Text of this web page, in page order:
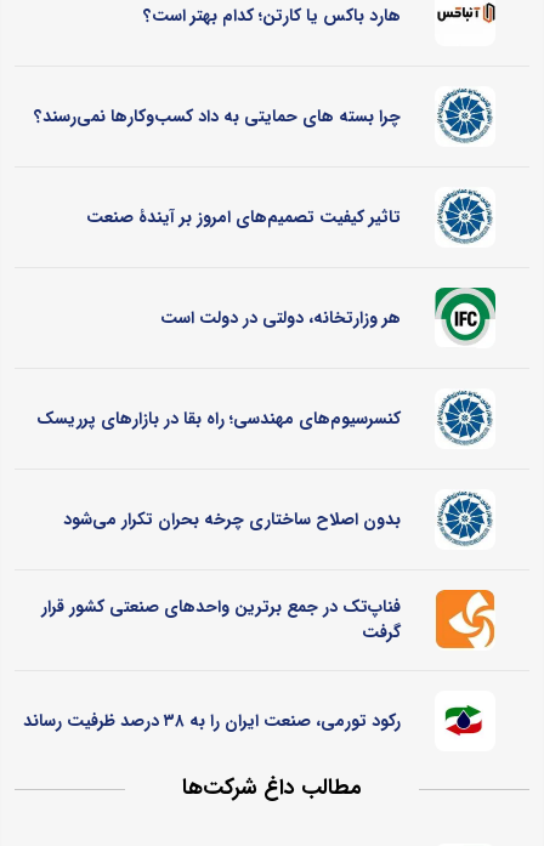
هارد باکس یا کارتن؛ کدام بهتر است؟
چرا بسته های حمایتی به داد کسب‌وکارها نمی‌رسند؟
تاثیر کیفیت تصمیم‌های امروز بر آیندۀ صنعت
هر وزارتخانه، دولتی در دولت است
کنسرسیوم‌های مهندسی؛ راه بقا در بازارهای پرریسک
بدون اصلاح ساختاری چرخه بحران تکرار می‌شود
فناپ‌تک در جمع برترین واحدهای صنعتی کشور قرار
گرفت
رکود تورمی، صنعت ایران را به ۳۸ درصد ظرفیت رساند
مطالب داغ شرکت‌ها